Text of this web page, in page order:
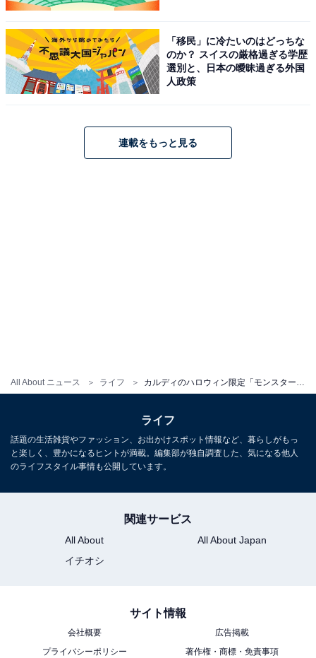
All About ニュース ライフ
「豆乳ビスケット メープルクリーム」が5個入っている
「モンスターポーチ」の中には、カルディでも人気の
「豆乳ビスケット」が5個入っていました。ハロウィン
「移民」に冷たいのはどっちな
のか？ スイスの厳格過ぎる学歴
選別と、日本の曖昧過ぎる外国
人政策
連載をもっと見る
ライフ
話題の生活雑貨やファッション、お出かけスポット情報など、暮らしがもっ
と楽しく、豊かになるヒントが満載。編集部が独自調査した、気になる他人
のライフスタイル事情も公開しています。
関連サービス
All About
All About Japan
イチオシ
サイト情報
会社概要
広告掲載
プライバシーポリシー
著作権・商標・免責事項